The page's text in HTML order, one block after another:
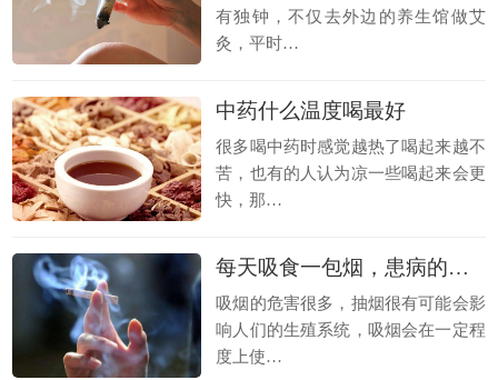
有独钟，不仅去外边的养生馆做艾
灸，平时…
中药什么温度喝最好
很多喝中药时感觉越热了喝起来越不
苦，也有的人认为凉一些喝起来会更
快，那…
每天吸食一包烟，患病的概率增加50%！
吸烟的危害很多，抽烟很有可能会影
响人们的生殖系统，吸烟会在一定程
度上使…